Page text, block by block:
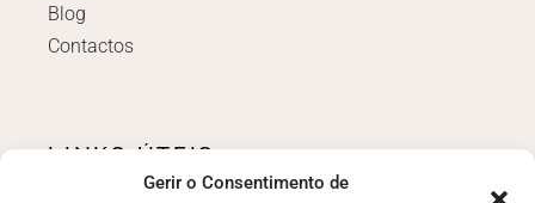
Gerir o Consentimento de
Blog
Contactos
LINKS ÚTEIS